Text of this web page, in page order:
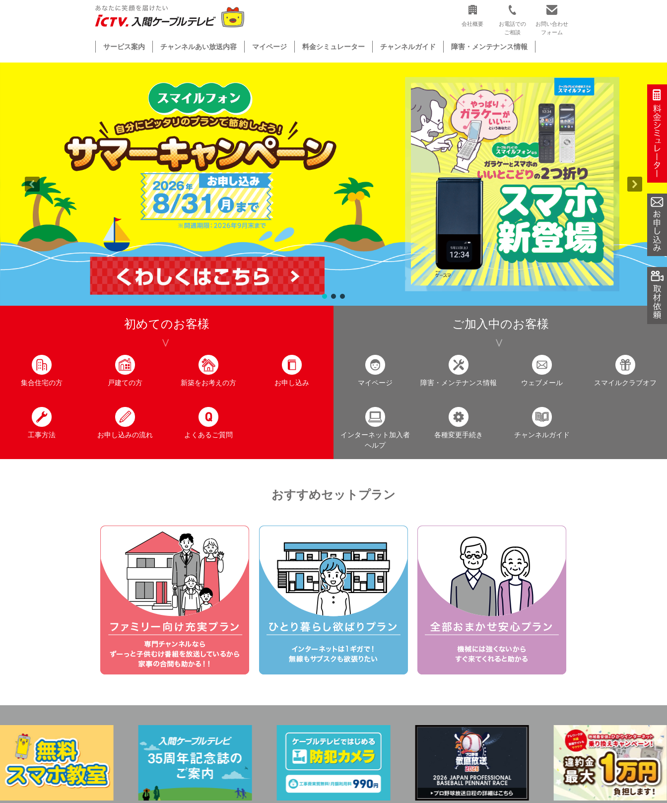
会社概要
お電話での
ご相談
お問い合わせ
フォーム
サービス案内 チャンネルあい放送内容 マイページ 料金シミュレーター チャンネルガイド 障害・メンテナンス情報
初めてのお客様
集合住宅の方 戸建ての方 新築をお考えの方 お申し込み
工事方法 お申し込みの流れ よくあるご質問
ご加入中のお客様
マイページ 障害・メンテナンス情報 ウェブメール スマイルクラブオフ
インターネット加入者
ヘルプ
各種変更手続き チャンネルガイド
おすすめセットプラン